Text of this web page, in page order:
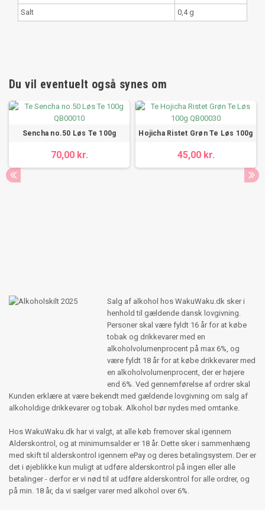
Salt
0,4 g
Du vil eventuelt også synes om
Sencha no.50 Løs Te 100g
70,00 kr.
Hojicha Ristet Grøn Te Løs 100g
45,00 kr.
Salg af alkohol hos WakuWaku.dk sker i
henhold til gældende dansk lovgivning.
Personer skal være fyldt 16 år for at købe
tobak og drikkevarer med en
alkoholvolumenprocent på max 6%, og
være fyldt 18 år for at købe drikkevarer med
en alkoholvolumenprocent, der er højere
end 6%. Ved gennemførelse af ordrer skal
Kunden erklære at være bekendt med gældende lovgivning om salg af
alkoholdige drikkevarer og tobak. Alkohol bør nydes med omtanke.
Hos WakuWaku.dk har vi valgt, at alle køb fremover skal igennem
Alderskontrol, og at minimumsalder er 18 år. Dette sker i sammenhæng
med skift til alderskontrol igennem ePay og deres betalingsystem. Der er
det i øjeblikke kun muligt at udføre alderskontrol på ingen eller alle
betalinger - derfor er vi nød til at udføre alderskontrol for alle ordrer, og
på min. 18 år, da vi sælger varer med alkohol over 6%.